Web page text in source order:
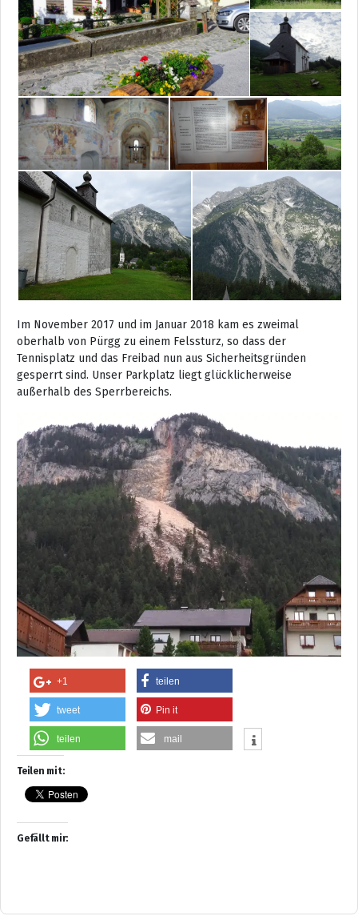
Im November 2017 und im Januar 2018 kam es zweimal
oberhalb von Pürgg zu einem Felssturz, so dass der
Tennisplatz und das Freibad nun aus Sicherheitsgründen
gesperrt sind. Unser Parkplatz liegt glücklicherweise
außerhalb des Sperrbereichs.
+1 teilen
tweet Pin it
teilen mail
Teilen mit:
Gefällt mir: